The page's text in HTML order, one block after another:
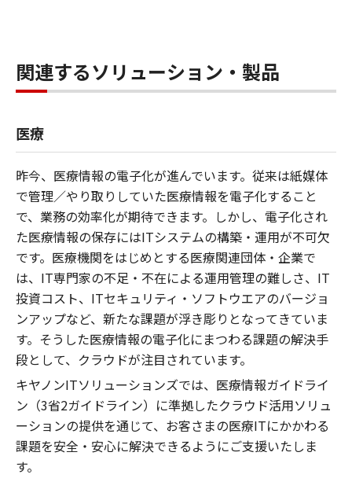
関連するソリューション・製品
医療
昨今、医療情報の電子化が進んでいます。従来は紙媒体
で管理／やり取りしていた医療情報を電子化すること
で、業務の効率化が期待できます。しかし、電子化され
た医療情報の保存にはITシステムの構築・運用が不可欠
です。医療機関をはじめとする医療関連団体・企業で
は、IT専門家の不足・不在による運用管理の難しさ、IT
投資コスト、ITセキュリティ・ソフトウエアのバージョ
ンアップなど、新たな課題が浮き彫りとなってきていま
す。そうした医療情報の電子化にまつわる課題の解決手
段として、クラウドが注目されています。
キヤノンITソリューションズでは、医療情報ガイドライ
ン（3省2ガイドライン）に準拠したクラウド活用ソリュ
ーションの提供を通じて、お客さまの医療ITにかかわる
課題を安全・安心に解決できるようにご支援いたしま
す。